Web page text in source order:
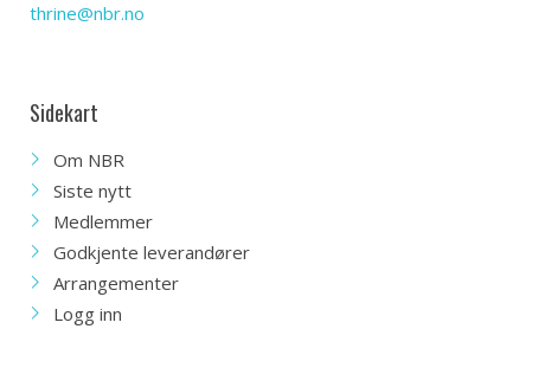
thrine@nbr.no
Sidekart
Om NBR
Siste nytt
Medlemmer
Godkjente leverandører
Arrangementer
Logg inn